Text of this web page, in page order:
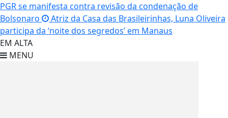
PGR se manifesta contra revisão da condenação de
Bolsonaro
Atriz da Casa das Brasileirinhas, Luna Oliveira
participa da ‘noite dos segredos’ em Manaus
EM ALTA
MENU